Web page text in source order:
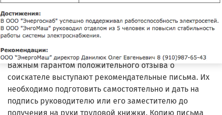
Важным гарантом положительного отзыва о
соискателе выступают рекомендательные письма. Их
необходимо подготовить самостоятельно и дать на
подпись руководителю или его заместителю до
получения на руки трудовой книжки. Копию письма